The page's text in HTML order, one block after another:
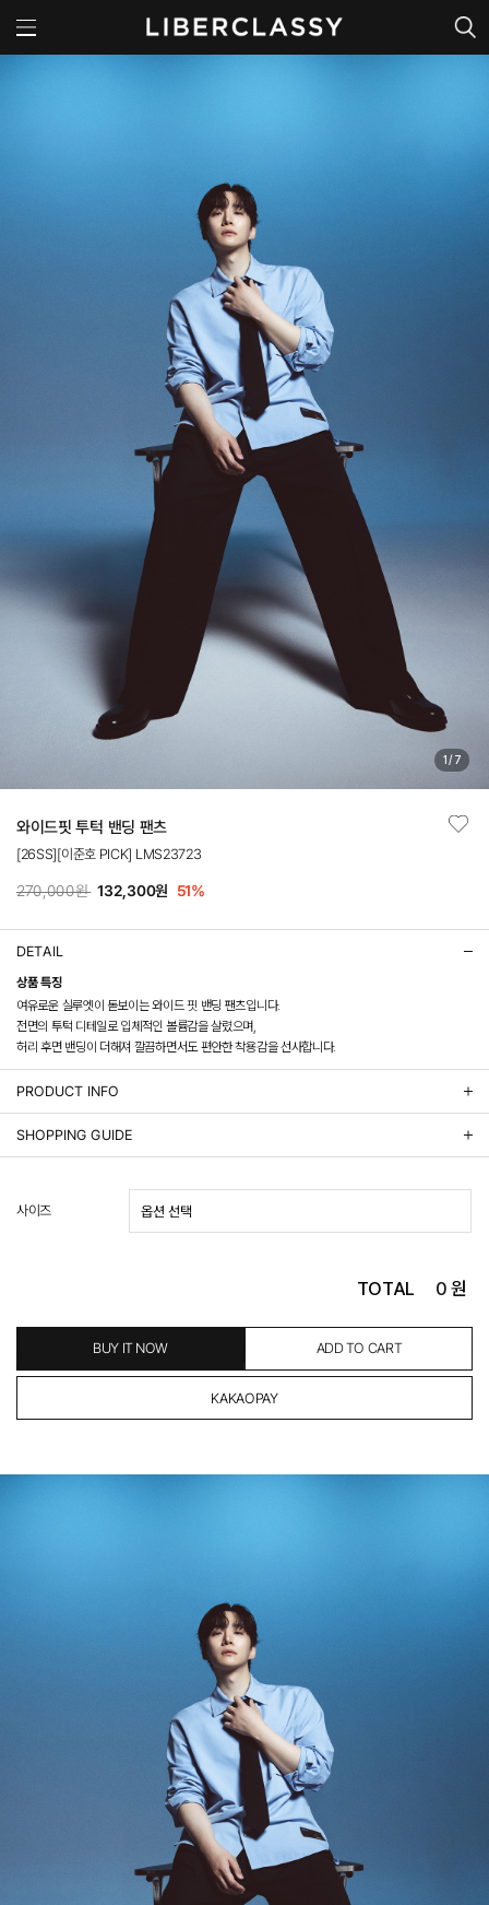
1/7
와이드핏 투턱 밴딩 팬츠
[26SS][이준호 PICK] LMS23723
270,000원 132,300원 51%
DETAIL
상품 특징
여유로운 실루엣이 돋보이는 와이드 핏 밴딩 팬츠입니다.
전면의 투턱 디테일로 입체적인 볼륨감을 살렸으며,
허리 후면 밴딩이 더해져 깔끔하면서도 편안한 착용감을 선사합니다.
PRODUCT INFO
SHOPPING GUIDE
- 주문 시 수취인 주소의 가까운 매장에서 발송 처리되므로, 상품별로 택배사, 출고지, 반품지가 상
이할 수 있습니다.
- 기본 배송비 3,000원이며, 5만원 이상 구매 시 무료배송해드립니다.
- 네이버페이 교환&반품시 기본 발송지(물류센터)와 회수지(매장)가 다를수 있으니 자동수거 접
(단, 수령 후 7일 이내에 신청해주셔야 합니다.)
2. 공식몰 & 네이버페이에 로그인하셔서, 교환 or 반품 접수.
3. 상품 포장 후 왕복 배송비 (6,000원) 동봉 혹은 본사몰 계좌입금 후,
기사님 방문 시 상품 전달(착불) - 상품 불량, 오배송일 경우 동봉 X, 착불
4. 매장&물류센터 상품 도착 후 교환, 반품 처리 (교환일 경우 상품 확인 후 재발송)
교환, 환불이 불가한 경우 / LIMITATION
- 상품 수령 후 7일 이내 교환 반품 신청하지 않은 경우
- 고객님의 부주의로 상품의 변형, 훼손, 착용한 경우
- 박스가 없거나 상품의 포장이 없을 경우
- (주)파스토조의 제품 품질 보증 기간은 구입일로부터 1년입니다.
- 보증 기간이라 함은 “제조사 과실(봉제, 원단, 부자재)”로 발생된 불량일 경우 제조회사에 보상
(무료 수선, 교환, 환불)을 신청할 수 있는 기간입니다.
- 품질 보증기간 경과 후에는 공정거래위원회에서 고시한 피해 보상기준에 준하여 보상합니다.
사이즈
TOTAL 0 원
BUY IT NOW ADD TO CART